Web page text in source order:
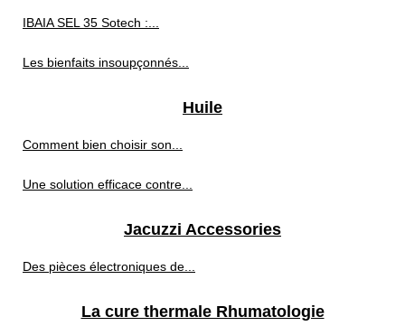
IBAIA SEL 35 Sotech :...
Les bienfaits insoupçonnés...
Huile
Comment bien choisir son...
Une solution efficace contre...
Jacuzzi Accessories
Des pièces électroniques de...
La cure thermale Rhumatologie